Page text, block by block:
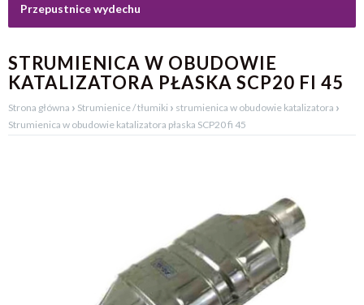
Przepustnice wydechu
STRUMIENICA W OBUDOWIE
KATALIZATORA PŁASKA SCP20 FI 45
Strona główna › Strumienice / tłumiki › strumienica w obudowie katalizatora ›
Strumienica w obudowie katalizatora płaska SCP20 fi 45